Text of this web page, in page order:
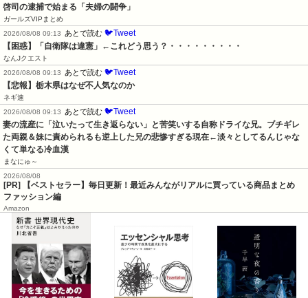
啓司の逮捕で始まる「夫婦の闘争」
ガールズVIPまとめ
2026/08/08 09:13
あとで読む 🐦Tweet
【困惑】「自衛隊は違憲」←これどう思う？・・・・・・・・・
なんJクエスト
2026/08/08 09:13
あとで読む 🐦Tweet
【悲報】栃木県はなぜ不人気なのか
ネギ速
2026/08/08 09:13
あとで読む 🐦Tweet
妻の流産に「泣いたって生き返らない」と苦笑いする自称ドライな兄。ブチギレ
た両親＆妹に責められるも逆上した兄の悲惨すぎる現在←淡々としてるんじゃな
くて単なる冷血漢
まなにゅ～
2026/08/08
[PR] 【ベストセラー】毎日更新！最近みんながリアルに買っている商品まとめ
ファッション編
Amazon